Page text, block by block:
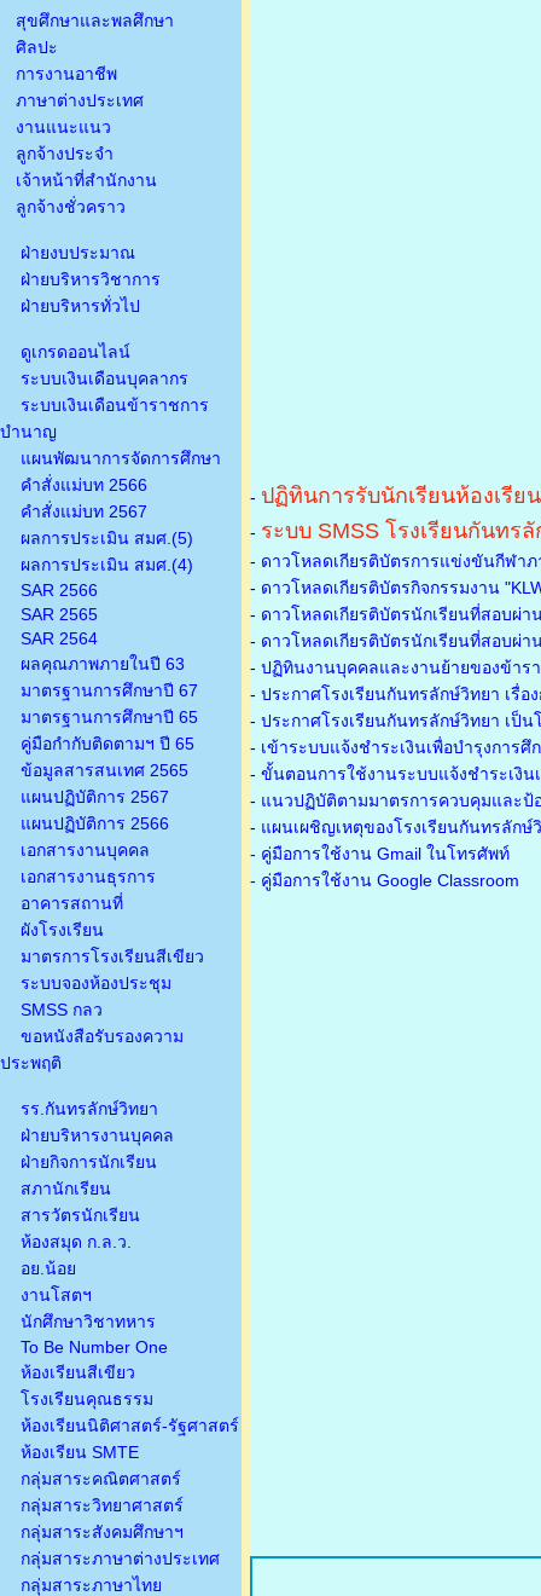
สุขศึกษาและพลศึกษา
ศิลปะ
การงานอาชีพ
ภาษาต่างประเทศ
งานแนะแนว
ลูกจ้างประจำ
เจ้าหน้าที่สำนักงาน
ลูกจ้างชั่วคราว
ฝ่ายงบประมาณ
ฝ่ายบริหารวิชาการ
ฝ่ายบริหารทั่วไป
ดูเกรดออนไลน์
ระบบเงินเดือนบุคลากร
ระบบเงินเดือนข้าราชการ
บำนาญ
แผนพัฒนาการจัดการศึกษา
คำสั่งแม่บท 2566
คำสั่งแม่บท 2567
ผลการประเมิน สมศ.(5)
ผลการประเมิน สมศ.(4)
SAR 2566
SAR 2565
SAR 2564
ผลคุณภาพภายในปี 63
มาตรฐานการศึกษาปี 67
มาตรฐานการศึกษาปี 65
คู่มือกำกับติดตามฯ ปี 65
ข้อมูลสารสนเทศ 2565
แผนปฏิบัติการ 2567
แผนปฏิบัติการ 2566
เอกสารงานบุคคล
เอกสารงานธุรการ
อาคารสถานที่
ผังโรงเรียน
มาตรการโรงเรียนสีเขียว
ระบบจองห้องประชุม
SMSS กลว
ขอหนังสือรับรองความ
ประพฤติ
รร.กันทรลักษ์วิทยา
ฝ่ายบริหารงานบุคคล
ฝ่ายกิจการนักเรียน
สภานักเรียน
สารวัตรนักเรียน
ห้องสมุด ก.ล.ว.
อย.น้อย
งานโสตฯ
นักศึกษาวิชาทหาร
To Be Number One
ห้องเรียนสีเขียว
โรงเรียนคุณธรรม
ห้องเรียนนิติศาสตร์-รัฐศาสตร์
ห้องเรียน SMTE
กลุ่มสาระคณิตศาสตร์
กลุ่มสาระวิทยาศาสตร์
กลุ่มสาระสังคมศึกษาฯ
กลุ่มสาระภาษาต่างประเทศ
กลุ่มสาระภาษาไทย
- ปฏิทินการรับนักเรียนห้องเรีย
- ระบบ SMSS โรงเรียนกันทร
- ดาวโหลดเกียรติบัตรการแข่งขันกีฬา
- ดาวโหลดเกียรติบัตรกิจกรรมงาน
- ดาวโหลดเกียรติบัตรนักเรียนที่สอบผ่
- ดาวโหลดเกียรติบัตรนักเรียนที่สอบผ่
- ปฏิทินงานบุคคลและงานย้ายของข้าร
- ประกาศโรงเรียนกันทรลักษ์วิทยา เรื่
- ประกาศโรงเรียนกันทรลักษ์วิทยา เป็
- เข้าระบบแจ้งชำระเงินเพื่อบำรุงการศึ
- ขั้นตอนการใช้งานระบบแจ้งชำระเงิน
- แนวปฏิบัติตามมาตรการควบคุมและป้
- แผนเผชิญเหตุของโรงเรียนกันทรลัก
- คู่มือการใช้งาน Gmail ในโทรศัพท์
- คู่มือการใช้งาน Google Classroom